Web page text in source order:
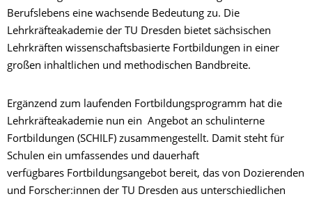
Berufslebens eine wachsende Bedeutung zu. Die
Lehrkräfteakademie der TU Dresden bietet sächsischen
Lehrkräften wissenschaftsbasierte Fortbildungen in einer
großen inhaltlichen und methodischen Bandbreite.
Ergänzend zum laufenden Fortbildungsprogramm hat die
Lehrkräfteakademie nun ein Angebot an schulinterne
Fortbildungen (SCHILF) zusammengestellt. Damit steht für
Schulen ein umfassendes und dauerhaft
verfügbares Fortbildungsangebot bereit, das von Dozierenden
und Forscher:innen der TU Dresden aus unterschiedlichen